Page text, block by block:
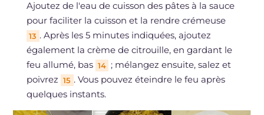
Ajoutez de l'eau de cuisson des pâtes à la sauce
pour faciliter la cuisson et la rendre crémeuse
13 . Après les 5 minutes indiquées, ajoutez
également la crème de citrouille, en gardant le
feu allumé, bas 14 ; mélangez ensuite, salez et
poivrez 15 . Vous pouvez éteindre le feu après
quelques instants.